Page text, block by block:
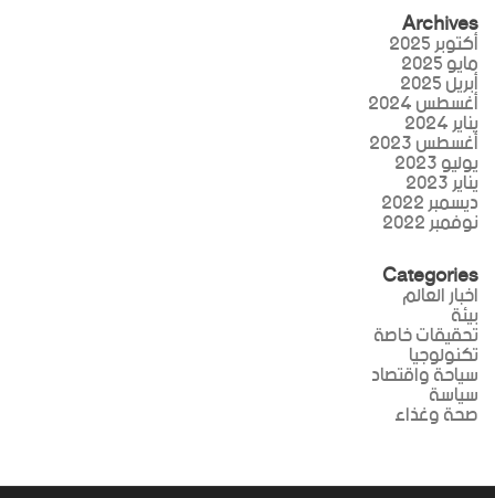
Archives
أكتوبر 2025
مايو 2025
أبريل 2025
أغسطس 2024
يناير 2024
أغسطس 2023
يوليو 2023
يناير 2023
ديسمبر 2022
نوفمبر 2022
Categories
اخبار العالم
بيئة
تحقيقات خاصة
تكنولوجيا
سياحة واقتصاد
سياسة
صحة وغذاء